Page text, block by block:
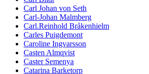
Carl Johan von Seth
Carl-Johan Malmberg
Carl.Reinhold Bråkenhielm
Carles Puigdemont
Caroline Ingvarsson
Casten Almqvist
Caster Semenya
Catarina Barketorp